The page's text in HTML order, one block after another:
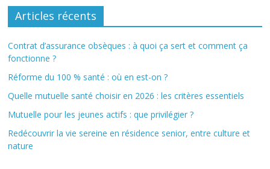
Articles récents
Contrat d’assurance obsèques : à quoi ça sert et comment ça
fonctionne ?
Réforme du 100 % santé : où en est-on ?
Quelle mutuelle santé choisir en 2026 : les critères essentiels
Mutuelle pour les jeunes actifs : que privilégier ?
Redécouvrir la vie sereine en résidence senior, entre culture et
nature